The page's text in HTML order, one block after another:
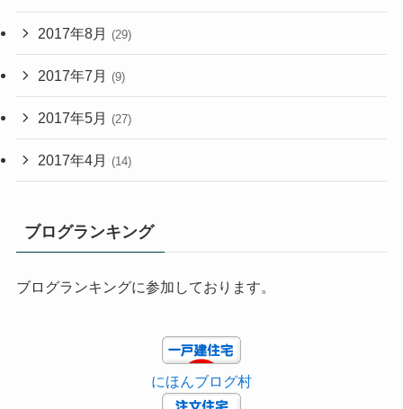
2017年8月 (29)
2017年7月 (9)
2017年5月 (27)
2017年4月 (14)
ブログランキング
ブログランキングに参加しております。
にほんブログ村